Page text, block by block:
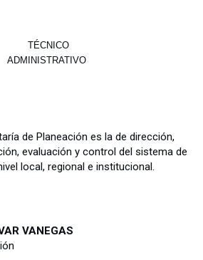
TÉCNICO
ADMINISTRATIVO
de Planeación es la de dirección,
evaluación y control del sistema de
local, regional e institucional.
VANEGAS